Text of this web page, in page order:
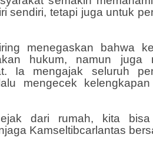
sendiri, tetapi juga untuk
menegaskan bahwa
hukum, namun juga
Ia mengajak seluruh
mengecek
dari rumah, kita bisa
Kamseltibcarlantas